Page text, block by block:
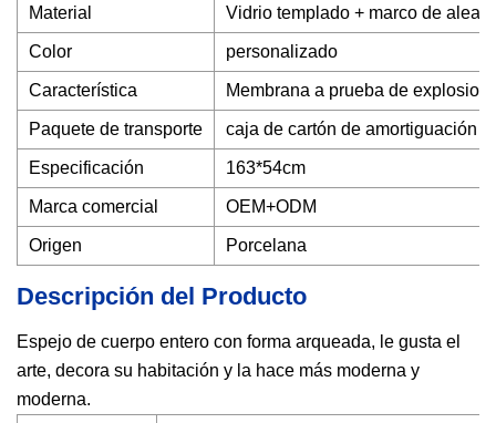
Material Vidrio templado + marco de
Color personalizado
Característica Membrana a prueba de
Paquete de transporte caja de cartón de amortiguación
Especificación 163*54cm
Marca comercial OEM+ODM
Origen Porcelana
Descripción del Producto
Espejo de cuerpo entero con forma arqueada, le gusta el
arte, decora su habitación y la hace más moderna y
moderna.